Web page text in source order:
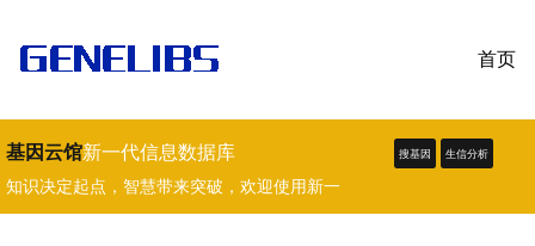
首页
基因云馆新一代信息数据库
知识决定起点，智慧带来突破，欢迎使用新一
代生物学、医学数据库。
搜基因 生信分析